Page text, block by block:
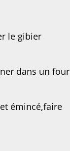
le gibier
dans un four
émincé,faire